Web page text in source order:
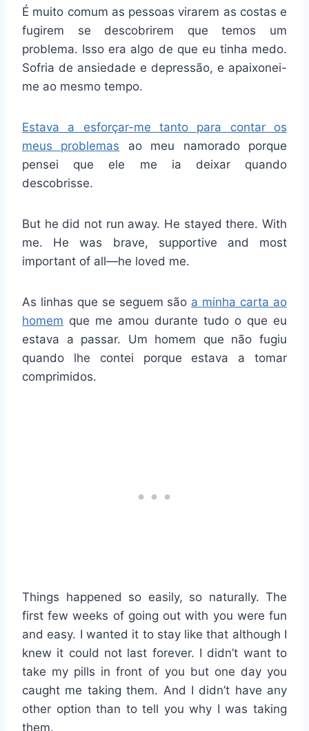
É muito comum as pessoas virarem as costas e
fugirem se descobrirem que temos um
problema. Isso era algo de que eu tinha medo.
Sofria de ansiedade e depressão, e apaixonei-
me ao mesmo tempo.
Estava a esforçar-me tanto para contar os
meus problemas ao meu namorado porque
pensei que ele me ia deixar quando
descobrisse.
But he did not run away. He stayed there. With
me. He was brave, supportive and most
important of all—he loved me.
As linhas que se seguem são a minha carta ao
homem que me amou durante tudo o que eu
estava a passar. Um homem que não fugiu
quando lhe contei porque estava a tomar
comprimidos.
Things happened so easily, so naturally. The
first few weeks of going out with you were fun
and easy. I wanted it to stay like that although I
knew it could not last forever. I didn’t want to
take my pills in front of you but one day you
caught me taking them. And I didn’t have any
other option than to tell you why I was taking
them.